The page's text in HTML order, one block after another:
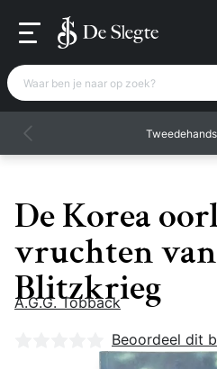
Waar ben je naar op zoek?
De Korea
vruchten van
Blitzkrieg
A.G.G. Tobback
Nog geen beoordelingen
Beoordeel dit